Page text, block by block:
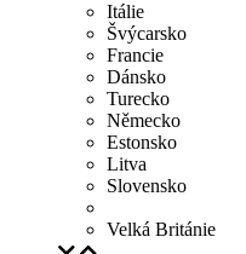
Itálie
Švýcarsko
Francie
Dánsko
Turecko
Německo
Estonsko
Litva
Slovensko
Velká Británie